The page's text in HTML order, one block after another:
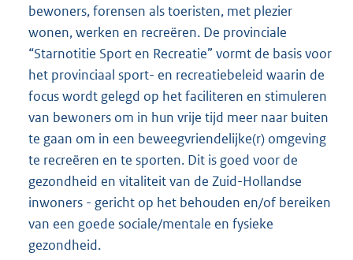
bewoners, forensen als toeristen, met plezier
wonen, werken en recreëren. De provinciale
“Starnotitie Sport en Recreatie” vormt de basis voor
het provinciaal sport- en recreatiebeleid waarin de
focus wordt gelegd op het faciliteren en stimuleren
van bewoners om in hun vrije tijd meer naar buiten
te gaan om in een beweegvriendelijke(r) omgeving
te recreëren en te sporten. Dit is goed voor de
gezondheid en vitaliteit van de Zuid-Hollandse
inwoners - gericht op het behouden en/of bereiken
van een goede sociale/mentale en fysieke
gezondheid.